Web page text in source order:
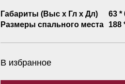
Габариты (Выс х Гл х Дл)
63 *
Размеры спального места
188
В избранное